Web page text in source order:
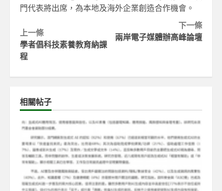
門代表將出席，為本地及海外企業創造合作機會。
Continue
Reading
下一條
兩岸電子媒體辦高峰論壇
上一條
學者倡科技素養教育納課
程
相關帖子